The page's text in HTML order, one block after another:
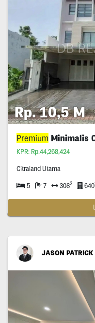
Rp. 10,5 M
Premium Minimalis
KPR: Rp.44,268,424
Citraland Utama
5 7 3082 640
JASON PATRICK